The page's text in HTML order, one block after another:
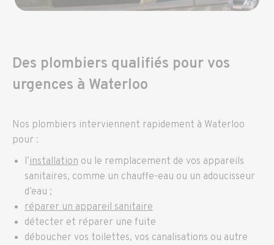
Des plombiers qualifiés pour vos
urgences à Waterloo
Nos plombiers interviennent rapidement à Waterloo
pour :
l’installation ou le remplacement de vos appareils
sanitaires, comme un chauffe-eau ou un adoucisseur
d’eau ;
réparer un appareil sanitaire
détecter et réparer une fuite
déboucher vos toilettes, vos canalisations ou autre